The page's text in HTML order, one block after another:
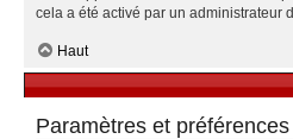
cela a été activé par un administrateur
Haut
Paramètres et préférences